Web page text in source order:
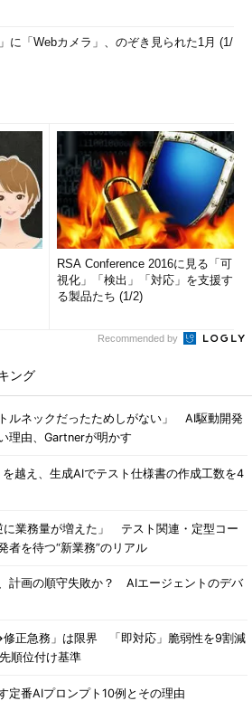
」に「Webカメラ」、のぞき見られた1月 (1/
RSA Conference 2016に見る「可
視化」「検出」「対応」を支援す
る製品たち (1/2)
Recommended by
ング
ルネックだったためしがない」 AI駆動開発
理由、Gartnerが明かす
を越え、生成AIでテスト仕様書の作成工数を4
に業務量が増えた」 テスト関連・定型コー
者を待つ“新業務”のリアル
計画の順守失敗か？ AIエージェントのデバ
修正急務」は限界 「即対応」脆弱性を9割減
順位付け基準
定番AIプロンプト10例とその理由